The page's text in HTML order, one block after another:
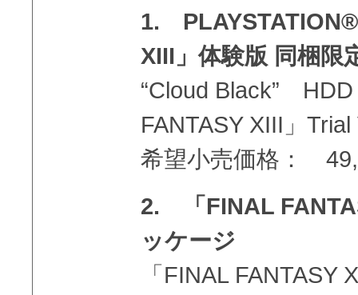
1.
XIII」体験版 同梱限
“Cloud Black”
FANTASY XIII」
希望小売価格：
2. 「FINAL
ッケージ
「FINAL